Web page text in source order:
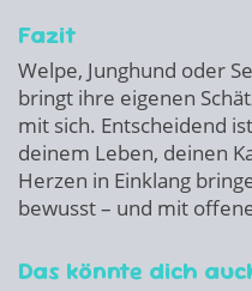
Fazit
Welpe, Junghund oder
bringt ihre eigenen
mit sich. Entscheidend
deinem Leben, deinen
Herzen in Einklang
bewusst – und mit
Das könnte dich